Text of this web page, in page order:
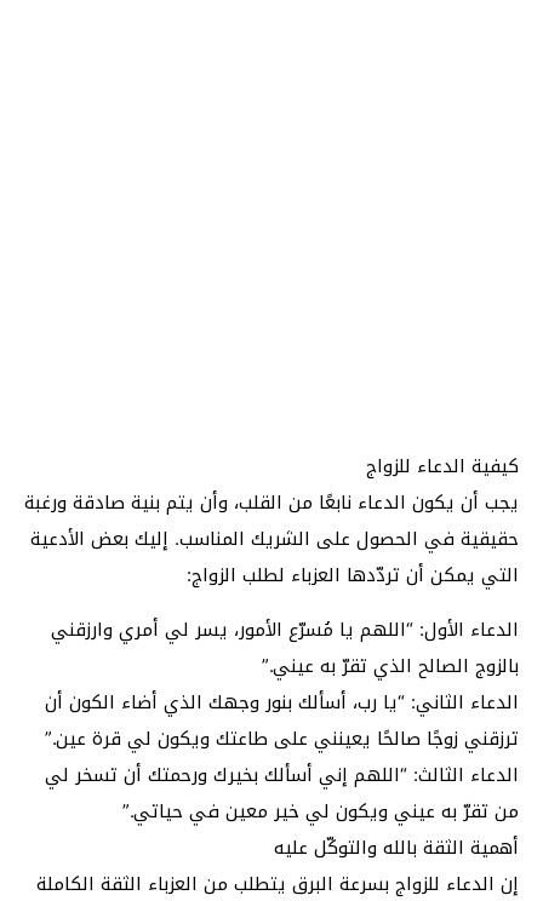
كيفية الدعاء للزواج
يجب أن يكون الدعاء نابعًا من القلب، وأن يتم بنية صادقة ورغبة
حقيقية في الحصول على الشريك المناسب. إليك بعض الأدعية
التي يمكن أن تردّدها العزباء لطلب الزواج:
الدعاء الأول: “اللهم يا مُسرّع الأمور، يسر لي أمري وارزقني
بالزوج الصالح الذي تقرّ به عيني.”
الدعاء الثاني: “يا رب، أسألك بنور وجهك الذي أضاء الكون أن
ترزقني زوجًا صالحًا يعينني على طاعتك ويكون لي قرة عين.”
الدعاء الثالث: “اللهم إني أسألك بخيرك ورحمتك أن تسخر لي
من تقرّ به عيني ويكون لي خير معين في حياتي.”
أهمية الثقة بالله والتوكّل عليه
إن الدعاء للزواج بسرعة البرق يتطلب من العزباء الثقة الكاملة